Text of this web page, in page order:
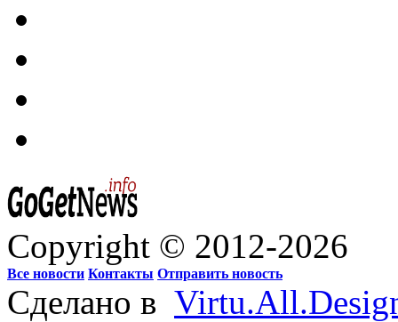
Copyright © 2012-2026
Все новости Контакты Отправить новость
Сделано в